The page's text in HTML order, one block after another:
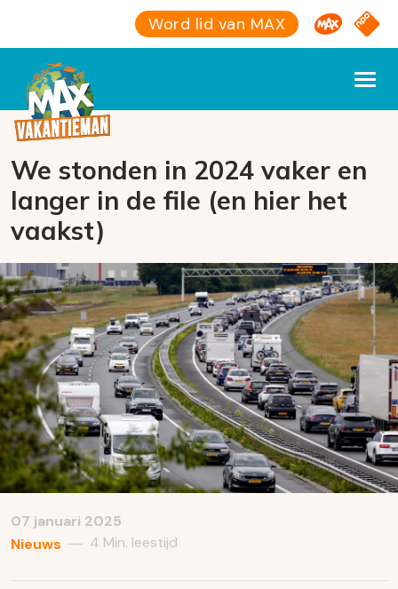
Word lid van MAX Omroep
NPO
We stonden in 2024 vaker en
langer in de file (en hier het
vaakst)
07 januari 2025
Nieuws — 4 Min. leestijd